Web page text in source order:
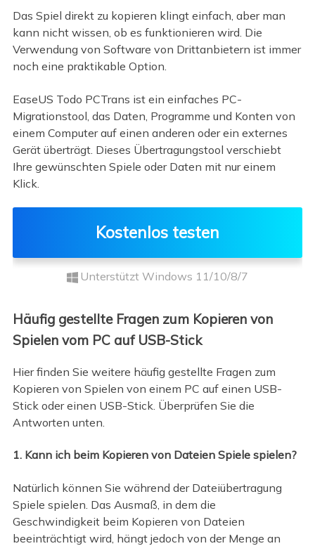
Das Spiel direkt zu kopieren klingt einfach, aber man
kann nicht wissen, ob es funktionieren wird. Die
Verwendung von Software von Drittanbietern ist immer
noch eine praktikable Option.
EaseUS Todo PCTrans ist ein einfaches PC-
Migrationstool, das Daten, Programme und Konten von
einem Computer auf einen anderen oder ein externes
Gerät überträgt. Dieses Übertragungstool verschiebt
Ihre gewünschten Spiele oder Daten mit nur einem
Klick.
Kostenlos testen
Unterstützt Windows 11/10/8/7
Häufig gestellte Fragen zum Kopieren von
Spielen vom PC auf USB-Stick
Hier finden Sie weitere häufig gestellte Fragen zum
Kopieren von Spielen von einem PC auf einen USB-
Stick oder einen USB-Stick. Überprüfen Sie die
Antworten unten.
1. Kann ich beim Kopieren von Dateien Spiele spielen?
Natürlich können Sie während der Dateiübertragung
Spiele spielen. Das Ausmaß, in dem die
Geschwindigkeit beim Kopieren von Dateien
beeinträchtigt wird, hängt jedoch von der Menge an